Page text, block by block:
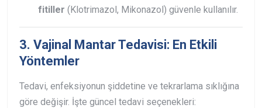
fitiller (Klotrimazol, Mikonazol) güvenle kullanılır.
3. Vajinal Mantar Tedavisi: En Etkili
Yöntemler
Tedavi, enfeksiyonun şiddetine ve tekrarlama sıklığına
göre değişir. İşte güncel tedavi seçenekleri: